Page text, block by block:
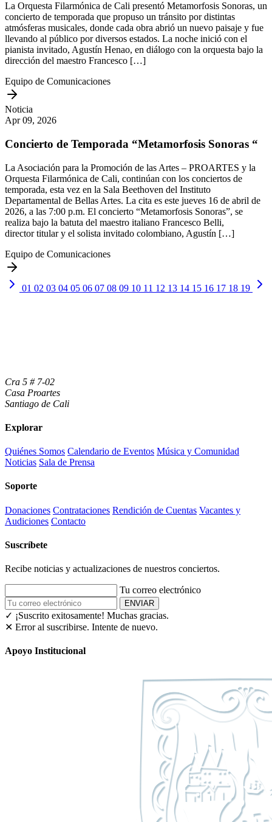
La Orquesta Filarmónica de Cali presentó Metamorfosis Sonoras, un
concierto de temporada que propuso un tránsito por distintas
atmósferas musicales, donde cada obra abrió un nuevo paisaje y fue
llevando al público por diversos estados. La noche inició con el
pianista invitado, Agustín Henao, en diálogo con la orquesta bajo la
dirección del maestro Francesco […]
Equipo de Comunicaciones
Noticia
Apr 09, 2026
Concierto de Temporada “Metamorfosis Sonoras “
La Asociación para la Promoción de las Artes – PROARTES y la
Orquesta Filarmónica de Cali, continúan con los conciertos de
temporada, esta vez en la Sala Beethoven del Instituto
Departamental de Bellas Artes. La cita es este jueves 16 de abril de
2026, a las 7:00 p.m. El concierto “Metamorfosis Sonoras”, se
realiza bajo la batuta del maestro italiano Francesco Belli,
director titular y el solista invitado colombiano, Agustín […]
Equipo de Comunicaciones
01 02 03 04 05 06 07 08 09 10 11 12 13 14 15 16 17 18 19
Cra 5 # 7-02
Casa Proartes
Santiago de Cali
Explorar
Quiénes Somos Calendario de Eventos Música y Comunidad
Noticias Sala de Prensa
Soporte
Donaciones Contrataciones Rendición de Cuentas Vacantes y
Audiciones Contacto
Suscríbete
Recibe noticias y actualizaciones de nuestros conciertos.
Tu correo electrónico
ENVIAR
✓ ¡Suscrito exitosamente! Muchas gracias.
✕ Error al suscribirse. Intente de nuevo.
Apoyo Institucional